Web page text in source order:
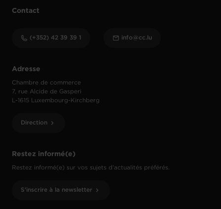
Restez informé(e)
Restez informé(e) sur vos sujets d’actualités préférés.
S'inscrire à la newsletter
Adresse
Chambre de commerce
7, rue Alcide de Gasperi
L-1615 Luxembourg-Kirchberg
Direction
Contact
(+352) 42 39 39 1 info@cc.lu